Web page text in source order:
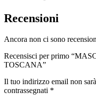
Recensioni
Ancora non ci sono
Recensisci per primo
TOSCANA”
Il tuo indirizzo email non
contrassegnati *